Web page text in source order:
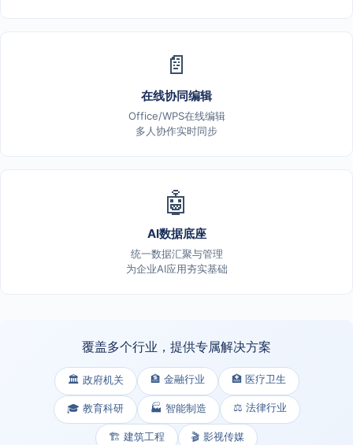
📄
在线协同编辑
Office/WPS在线编辑
多人协作实时同步
🤖
AI数据底座
统一数据汇聚与管理
为企业AI应用夯实基础
覆盖多个行业，提供专属解决方案
🏛️ 政府机关 🏦 金融行业 🏥 医疗卫生
🎓 教育科研 🏭 智能制造 ⚖️ 法律行业
🏗️ 建筑工程 🎬 影视传媒